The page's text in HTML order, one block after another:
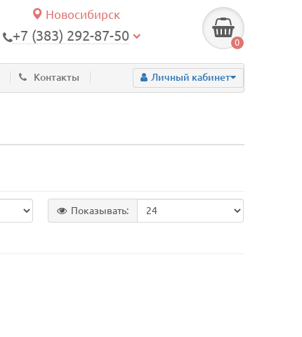
Новосибирск
+7 (383) 292-87-50 0
Контакты Личный кабинет
Показывать: